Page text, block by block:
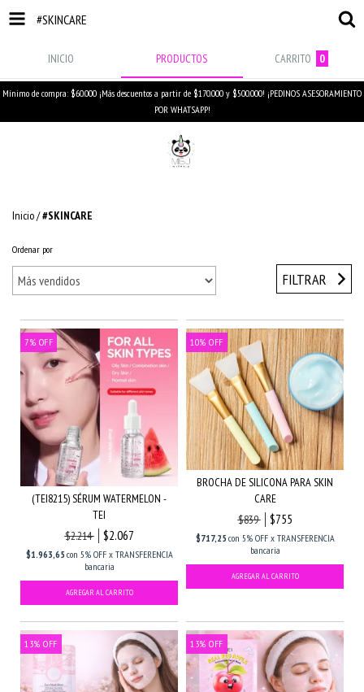
#SKINCARE
INICIO PRODUCTOS CARRITO 0
Mínimo de compra: $60.000 ¡Más descuentos a partir de $170.000 y $500.000! ¡PEDINOS ASESORAMIENTO
POR WHATSAPP!
Inicio/#SKINCARE
Ordenar por
FILTRAR
7% OFF
(TEI8215) SÉRUM WATERMELON -
TEI
$2.214
$2.067
$1.963,65 con 5% OFF x TRANSFERENCIA
bancaria
10% OFF
BROCHA DE SILICONA PARA SKIN
CARE
$839
$755
$717,25 con 5% OFF x TRANSFERENCIA
bancaria
13% OFF 13% OFF